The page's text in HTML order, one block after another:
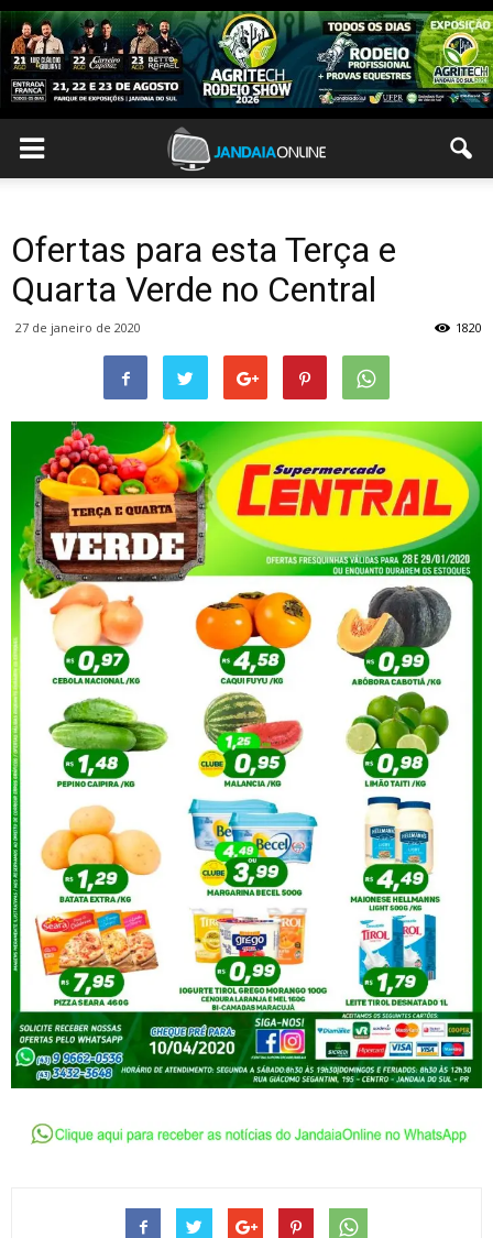
Ofertas para esta Terça e
Quarta Verde no Central
27 de janeiro de 2020 1820